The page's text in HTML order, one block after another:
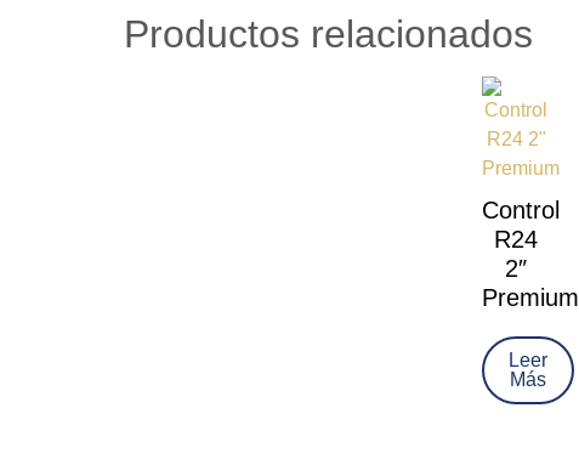
Productos relacionados
Control
R24
2″
Premium
Leer
Más